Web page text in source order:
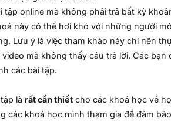
tập online mà không phải trả bất kỳ
này có thể hơi khó với những người
Lưu ý là việc tham khảo này chỉ nên
mà không thấy câu trả lời. Các
các bài tập.
là rất cần thiếtcho các khoá học về
các khoá học mình tham gia để đảm